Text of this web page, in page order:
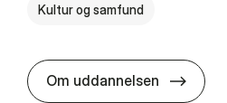
Kultur og samfund
Om uddannelsen BSc